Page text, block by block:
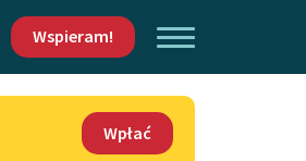
Wspieram!
Wpłać